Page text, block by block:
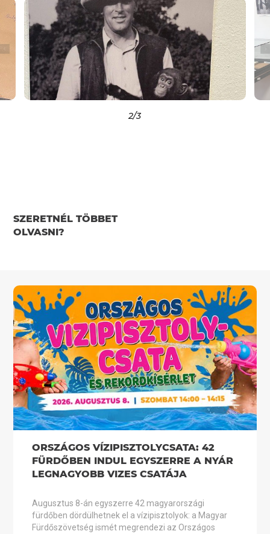
2/3
SZERETNÉL TÖBBET
OLVASNI?
ORSZÁGOS VÍZIPISZTOLYCSATA: 42
FÜRDŐBEN INDUL EGYSZERRE A NYÁR
LEGNAGYOBB VIZES CSATÁJA
Augusztus 8-án egyszerre 42 magyarországi
fürdőben dördülhetnek el a vízipisztolyok: a Magyar
Fürdőszövetség ismét megrendezi az Országos